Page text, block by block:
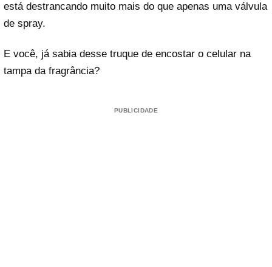
está destrancando muito mais do que apenas uma válvula
de spray.
E você, já sabia desse truque de encostar o celular na
tampa da fragrância?
PUBLICIDADE